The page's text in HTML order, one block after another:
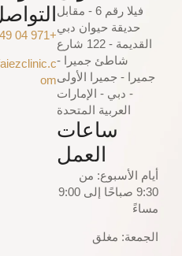
فيلا رقم 6 - مقابل
حديقة حيوان دبي
القديمة - 122 شارع
شاطئ جميرا -
جميرا - جميرا الأولى
- دبي - الإمارات
العربية المتحدة
ساعات
العمل
أيام الأسبوع: من
9:30 صباحًا إلى 9:00
مساءً
الجمعة: مغلق
+971 04 349 3555
om